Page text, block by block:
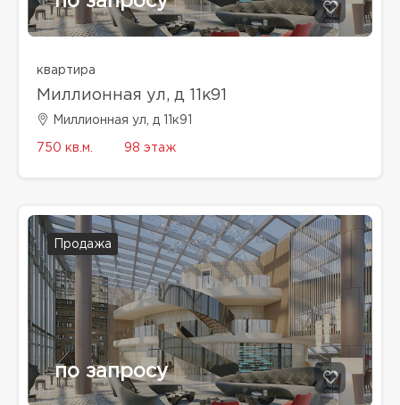
квартира
Миллионная ул, д 11к91
Миллионная ул, д 11к91
750 кв.м. 98 этаж
Продажа
по запросу